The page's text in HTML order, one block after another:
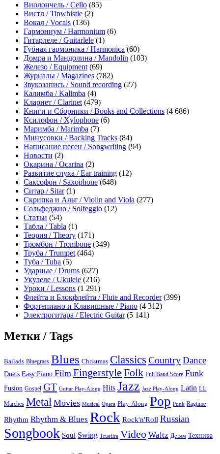
Виолончель / Cello (85)
Вистл / Tinwhistle (2)
Вокал / Vocals (136)
Гармониум / Harmonium (6)
Гитарлеле / Guitarlele (1)
Губная гармоника / Harmonica (60)
Домра и Мандолина / Mandolin (103)
Железо / Equipment (69)
Журналы / Magazines (782)
Звукозапись / Sound recording (27)
Калимба / Kalimba (4)
Кларнет / Clarinet (479)
Книги и Сборники / Books and Collections (4 686)
Ксилофон / Xylophone (6)
Маримба / Marimba (7)
Минусовки / Backing Tracks (84)
Написание песен / Songwriting (94)
Новости (2)
Окарина / Ocarina (2)
Развитие слуха / Ear training (12)
Саксофон / Saxophone (648)
Ситар / Sitar(1)
Скрипка и Альт / Violin and Viola (277)
Сольфеджио / Solfeggio (12)
Статьи (54)
Табла / Tabla (1)
Теория / Theory (171)
Тромбон / Trombone (349)
Труба / Trumpet (464)
Туба / Tuba (5)
Ударные / Drums (627)
Укулеле / Ukulele (216)
Уроки / Lessons (1 291)
Флейта и Блокфлейта / Flute and Recorder(399)
Фортепиано и Клавишные / Piano (4 312)
Электрогитара / Electric Guitar(5 141)
Метки / Tags
Ballads Bluegrass Blues Christmas Classics CountryDance
Duets Easy Piano Film Fingerstyle Folk Full Band Score Funk
Fusion Gospel GT Guitar Play-Along Hits Jazz Jazz Play-Along Latin LL
Marches Metal Movies Musical Opera Play-Along Pop Punk Ragtime
Rhythm Rhythm & Blues Rock Rock'n'Roll Russian
Songbook Soul Swing Truefire Video Waltz Детям Техника